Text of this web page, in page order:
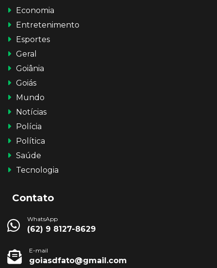
Economia
Entretenimento
Esportes
Geral
Goiânia
Goiás
Mundo
Notícias
Polícia
Política
Saúde
Tecnologia
Contato
WhatsApp
(62) 9 8127-8629
E-mail
goiasdfato@gmail.com